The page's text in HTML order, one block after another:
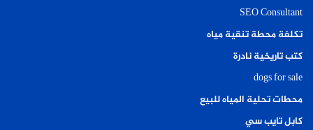
SEO Consultant
تكلفة محطة تنقية مياه
كتب تاريخية نادرة
dogs for sale
محطات تحلية المياه للبيع
كابل تايب سي